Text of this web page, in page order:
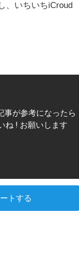
、いちいちiCroud
事が参考になったら
ね ! お願いします
トする